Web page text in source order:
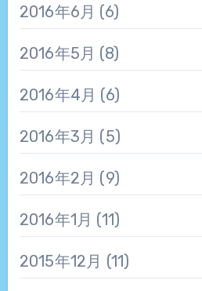
2016年6月 (6)
2016年5月 (8)
2016年4月 (6)
2016年3月 (5)
2016年2月 (9)
2016年1月 (11)
2015年12月 (11)